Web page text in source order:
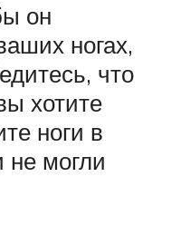
он
ногах,
что
хотите
ноги в
могли